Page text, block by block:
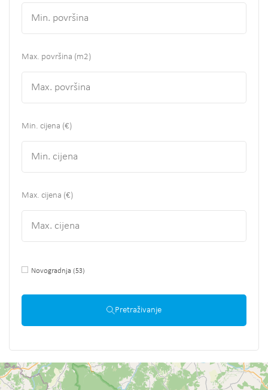
Max. površina (m2)
Min. cijena (€)
Max. cijena (€)
Novogradnja (53)
Pretraživanje